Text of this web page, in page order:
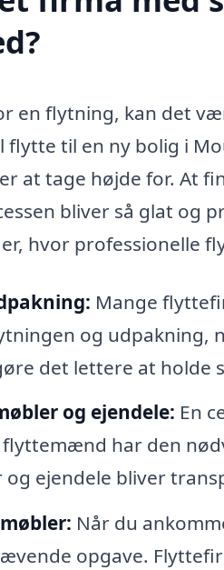
en flytning, kan det
flytte til en ny bolig i
at tage højde for. At
bliver så glat og
hvor professionelle
Mange
og udpakning,
det lettere at holde
og ejendele: En
flyttemænd har den
og ejendele bliver
Når du
opgave.